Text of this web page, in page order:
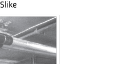
Slike